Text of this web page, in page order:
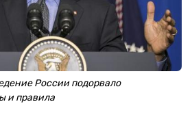
России подорвало
и правила